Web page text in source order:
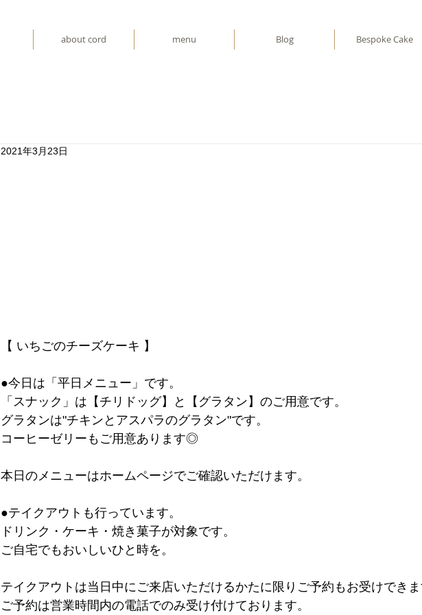
about cord menu Blog Bespoke Cake
2021年3月23日
【 いちごのチーズケーキ 】
●今日は「平日メニュー」です。
「スナック」は【チリドッグ】と【グラタン】のご用意です。
グラタンは"チキンとアスパラのグラタン"です。
コーヒーゼリーもご用意あります◎
本日のメニューはホームページでご確認いただけます。
●テイクアウトも行っています。
ドリンク・ケーキ・焼き菓子が対象です。
ご自宅でもおいしいひと時を。
テイクアウトは当日中にご来店いただけるかたに限りご予約もお受けでき
ご予約は営業時間内の電話でのみ受け付けております。